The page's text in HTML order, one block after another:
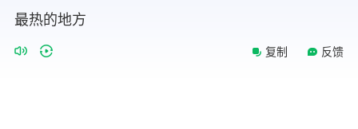
最热的地方
复制 反馈